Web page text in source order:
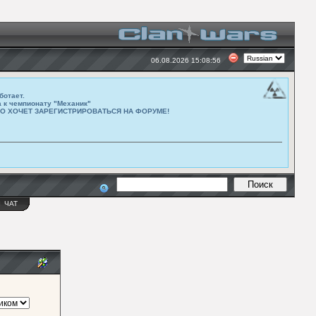
06.08.2026 15:08:56
к чемпионату "Механик"
ХОЧЕТ ЗАРЕГИСТРИРОВАТЬСЯ НА ФОРУМЕ!
ЧАТ